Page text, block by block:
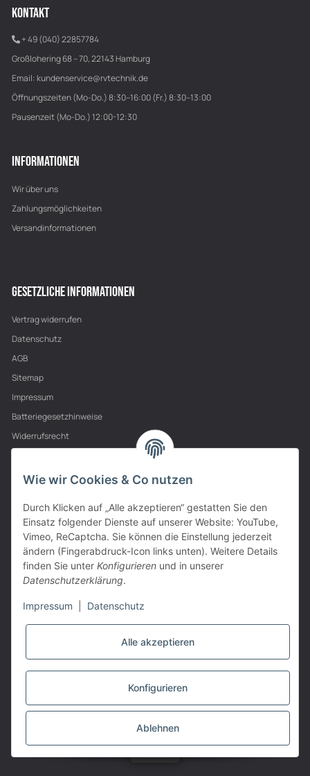
KONTAKT
+ 49 (040) 22857784
Großlohering 68 – 70, 22143 Hamburg
Email: kundenservice@rvtechnik.de
Öffnungszeiten (Mo-Do.) 8:30–16:00 (Fr.) 8:30–13:00
Pausenzeit (Mo-Do.) 12:00-12:30
INFORMATIONEN
Wir über uns
Zahlungsmöglichkeiten
Versandinformationen
GESETZLICHE INFORMATIONEN
Vertrag widerrufen
Datenschutz
AGB
Sitemap
Impressum
Batteriegesetzhinweise
Widerrufsrecht
PARTNER
VERTRAG WIDERRUFEN
Powered byJTL-Shop|TECHNIK JTL-Shop Template
Wie wir Cookies & Co nutzen
Durch Klicken auf „Alle akzeptieren“ gestatten Sie den
Einsatz folgender Dienste auf unserer Website: YouTube,
Vimeo, ReCaptcha. Sie können die Einstellung jederzeit
ändern (Fingerabdruck-Icon links unten). Weitere Details
finden Sie unter Konfigurieren und in unserer
Datenschutzerklärung.
Impressum Datenschutz
Alle akzeptieren
Konfigurieren
Ablehnen